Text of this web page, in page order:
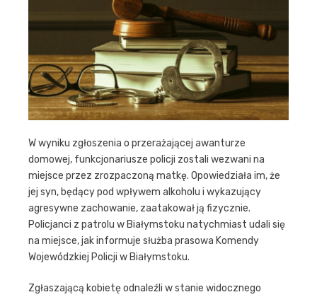
W wyniku zgłoszenia o przerażającej awanturze
domowej, funkcjonariusze policji zostali wezwani na
miejsce przez zrozpaczoną matkę. Opowiedziała im, że
jej syn, będący pod wpływem alkoholu i wykazujący
agresywne zachowanie, zaatakował ją fizycznie.
Policjanci z patrolu w Białymstoku natychmiast udali się
na miejsce, jak informuje służba prasowa Komendy
Wojewódzkiej Policji w Białymstoku.
Zgłaszającą kobietę odnaleźli w stanie widocznego